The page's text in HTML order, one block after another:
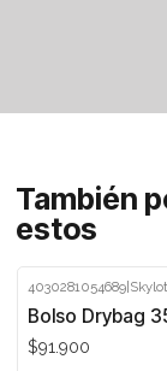
También
estos
Agotado
4030281054689|
Bolso Drybag
$91.900